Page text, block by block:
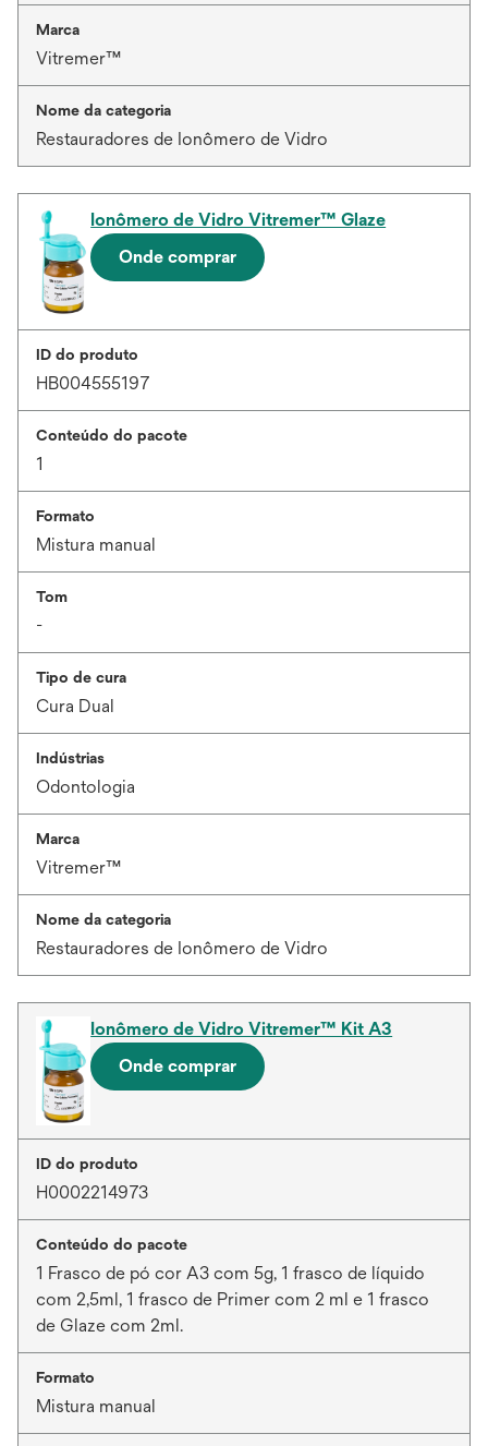
Marca
Vitremer™
Nome da categoria
Restauradores de Ionômero de Vidro
Ionômero de Vidro Vitremer™ Glaze
Onde comprar
ID do produto
HB004555197
Conteúdo do pacote
1
Formato
Mistura manual
Tom
-
Tipo de cura
Cura Dual
Indústrias
Odontologia
Marca
Vitremer™
Nome da categoria
Restauradores de Ionômero de Vidro
Ionômero de Vidro Vitremer™ Kit A3
Onde comprar
ID do produto
H0002214973
Conteúdo do pacote
1 Frasco de pó cor A3 com 5g, 1 frasco de líquido
com 2,5ml, 1 frasco de Primer com 2 ml e 1 frasco
de Glaze com 2ml.
Formato
Mistura manual